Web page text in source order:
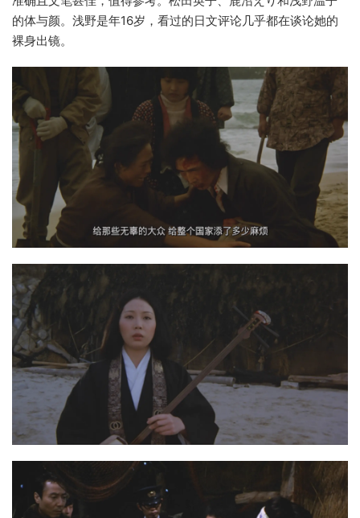
的体与颜。浅野是年16岁，看过的日文评论几乎都在谈论她的
裸身出镜。